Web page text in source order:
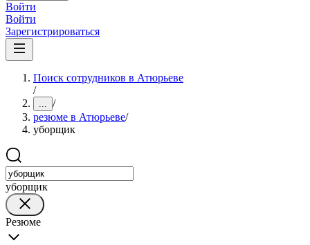
Войти
Войти
Зарегистрироваться
Поиск сотрудников в Атюрьеве
/
... /
резюме в Атюрьеве/
уборщик
уборщик
Резюме